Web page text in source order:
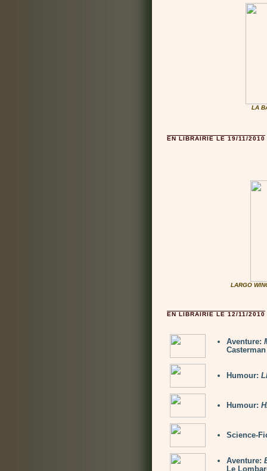
LA
EN LIBRAIRIE LE 19/11/2010
LARGO
EN LIBRAIRIE LE 12/11/2010
Aventure:
Casterman
Humour:
Humour:
Science-
Aventure:
Le